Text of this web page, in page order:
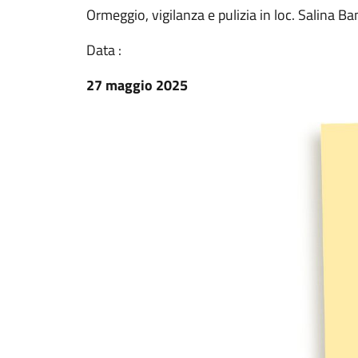
Ormeggio, vigilanza e pulizia in loc. Salina
Data :
27 maggio 2025